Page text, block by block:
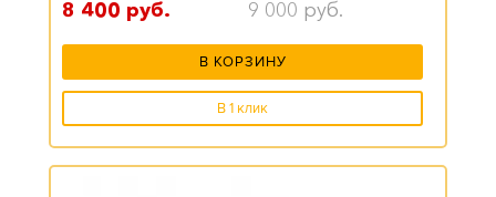
8 400 руб. 9 000 руб.
В КОРЗИНУ
В 1 клик